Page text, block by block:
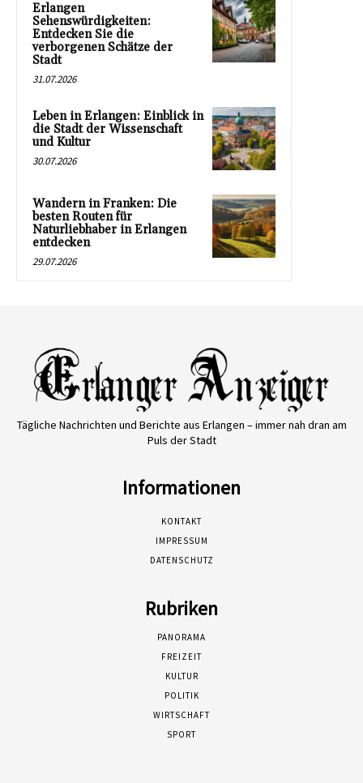
Erlangen
Sehenswürdigkeiten:
Entdecken Sie die
verborgenen Schätze der
Stadt
31.07.2026
Leben in Erlangen: Einblick in
die Stadt der Wissenschaft
und Kultur
30.07.2026
Wandern in Franken: Die
besten Routen für
Naturliebhaber in Erlangen
entdecken
29.07.2026
Tägliche Nachrichten und Berichte aus Erlangen – immer nah dran am
Puls der Stadt
Informationen
KONTAKT
IMPRESSUM
DATENSCHUTZ
Rubriken
PANORAMA
FREIZEIT
KULTUR
POLITIK
WIRTSCHAFT
SPORT